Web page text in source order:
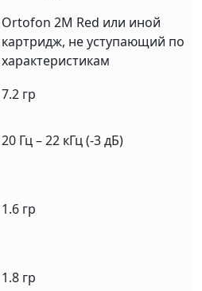
Ortofon 2М Red или иной
картридж, не уступающий по
характеристикам
7.2 гр
20 Гц – 22 кГц (-3 дБ)
1.6 гр
1.8 гр